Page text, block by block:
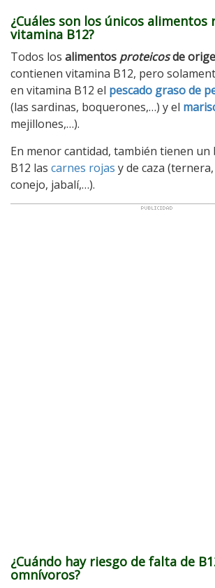
¿Cuáles son los únicos alimentos
vitamina B12?
Todos los alimentos proteicosde
contienen vitamina B12, pero
en vitamina B12 el pescado graso de
(las sardinas, boquerones,…) y el
mejillones,…).
En menor cantidad, también tienen un
B12 las carnes rojas y de caza
conejo, jabalí,…).
¿Cuándo hay riesgo de falta de
omnívoros?